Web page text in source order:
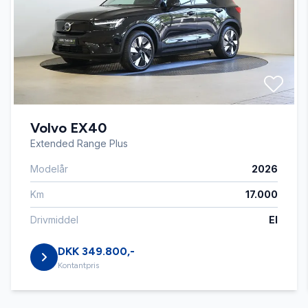
Automatisk nødbremse
Blind vinkel detektion
DAB+ radio
Delvis lædersæder
Digitalt cockpit
Volvo EX40
Extended Range Plus
Modelår 2026
Km 17.000
Drivmiddel El
DKK 349.800,-
Kontantpris